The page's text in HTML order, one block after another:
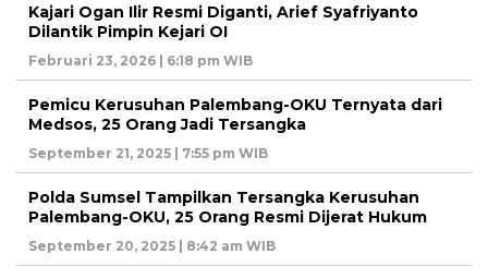
Kajari Ogan Ilir Resmi Diganti, Arief Syafriyanto
Dilantik Pimpin Kejari OI
Februari 23, 2026 | 6:18 pm WIB
Pemicu Kerusuhan Palembang-OKU Ternyata dari
Medsos, 25 Orang Jadi Tersangka
September 21, 2025 | 7:55 pm WIB
Polda Sumsel Tampilkan Tersangka Kerusuhan
Palembang-OKU, 25 Orang Resmi Dijerat Hukum
September 20, 2025 | 8:42 am WIB